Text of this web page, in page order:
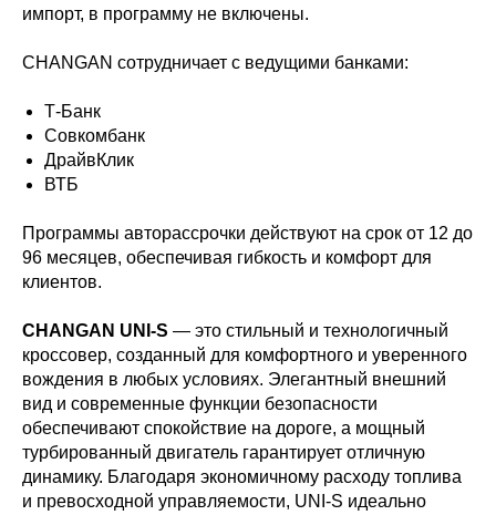
импорт, в программу не включены.
CHANGAN сотрудничает с ведущими банками:
Т-Банк
Совкомбанк
ДрайвКлик
ВТБ
Программы авторассрочки действуют на срок от 12 до
96 месяцев, обеспечивая гибкость и комфорт для
клиентов.
CHANGAN UNI-S — это стильный и технологичный
кроссовер, созданный для комфортного и уверенного
вождения в любых условиях. Элегантный внешний
вид и современные функции безопасности
обеспечивают спокойствие на дороге, а мощный
турбированный двигатель гарантирует отличную
динамику. Благодаря экономичному расходу топлива
и превосходной управляемости, UNI-S идеально